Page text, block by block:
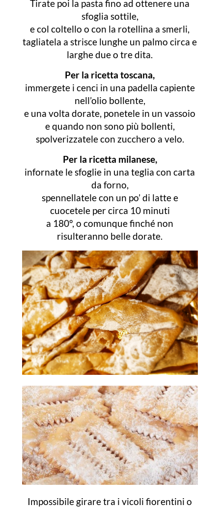
Tirate poi la pasta fino ad ottenere una
sfoglia sottile,
e col coltello o con la rotellina a smerli,
tagliatela a strisce lunghe un palmo circa e
larghe due o tre dita.
Per la ricetta toscana,
immergete i cenci in una padella capiente
nell’olio bollente,
e una volta dorate, ponetele in un vassoio
e quando non sono più bollenti,
spolverizzatele con zucchero a velo.
Per la ricetta milanese,
infornate le sfoglie in una teglia con carta
da forno,
spennellatele con un po’ di latte e
cuocetele per circa 10 minuti
a 180°, o comunque finché non
risulteranno belle dorate.
Impossibile girare tra i vicoli fiorentini o